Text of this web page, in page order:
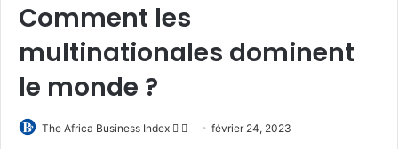
Comment les
multinationales dominent
le monde ?
The Africa Business Index
Follow
Envoyerfévrier 24, 2023